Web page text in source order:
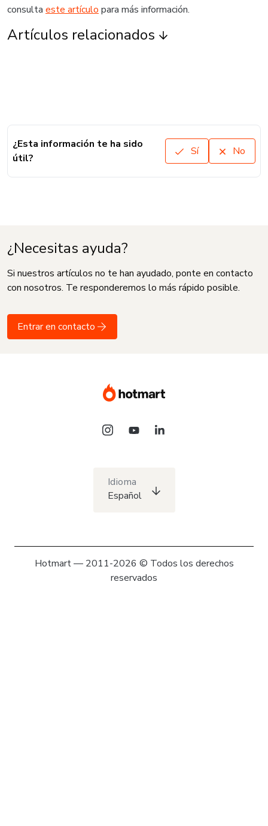
consulta este artículo para más información.
Artículos relacionados
¿Esta información te ha sido
útil?
Sí No
¿Necesitas ayuda?
Si nuestros artículos no te han ayudado, ponte en contacto
con nosotros. Te responderemos lo más rápido posible.
Entrar en contacto
Idioma
Español
Hotmart — 2011-2026 © Todos los derechos
reservados